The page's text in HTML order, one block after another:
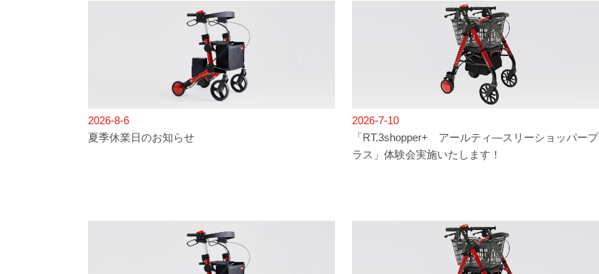
2026-8-6
夏季休業日のお知らせ
2026-7-10
「RT.3shopper+ アールティ―スリーショッパープ
ラス」体験会実施いたします！